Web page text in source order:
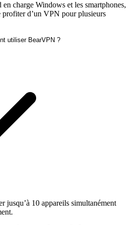
charge Windows et les smartphones,
profiter d’un VPN pour plusieurs
utiliser BearVPN ?
jusqu’à 10 appareils simultanément